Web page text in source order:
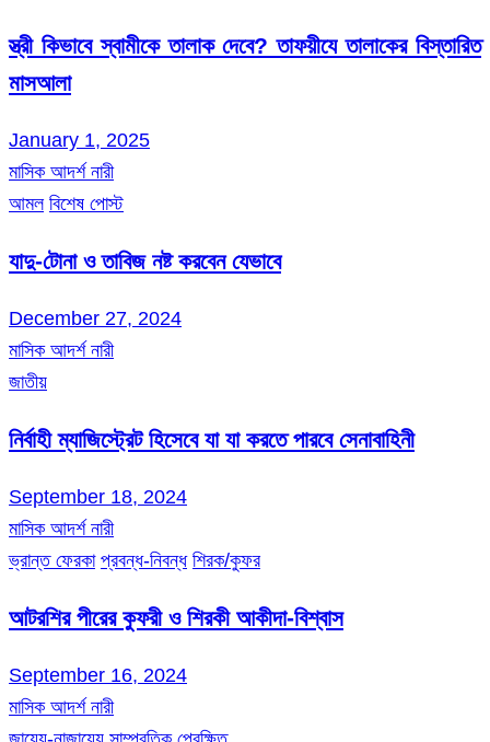
স্ত্রী কিভাবে স্বামীকে তালাক দেবে? তাফয়ীযে তালাকের বিস্তারিত
মাসআলা
January 1, 2025
মাসিক আদর্শ নারী
আমল বিশেষ পোস্ট
যাদু-টোনা ও তাবিজ নষ্ট করবেন যেভাবে
December 27, 2024
মাসিক আদর্শ নারী
জাতীয়
নির্বাহী ম্যাজিস্ট্রেট হিসেবে যা যা করতে পারবে সেনাবাহিনী
September 18, 2024
মাসিক আদর্শ নারী
ভ্রান্ত ফেরকা প্রবন্ধ-নিবন্ধ শিরক/কুফর
আটরশির পীরের কুফরী ও শিরকী আকীদা-বিশ্বাস
September 16, 2024
মাসিক আদর্শ নারী